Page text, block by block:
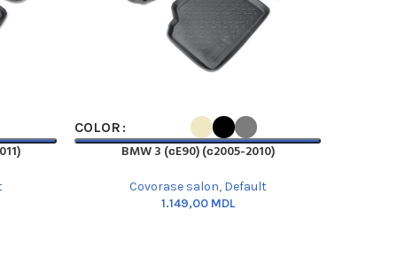
SELECT OPTIONS
COLOR
BMW 3 (сE90) (с2005-2010)
Covorase salon, Default
MDL